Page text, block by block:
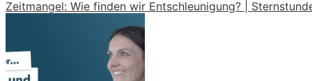
Zeitmangel: Wie finden wir Entschleunigung? |